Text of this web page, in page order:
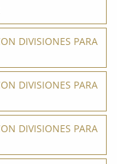
DIVISIONES PARA
DIVISIONES PARA
DIVISIONES PARA